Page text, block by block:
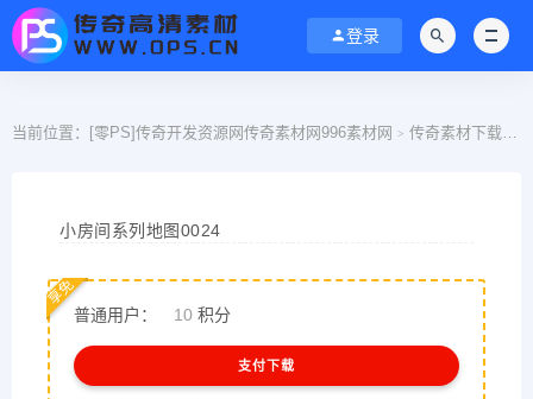
登录
当前位置： [零PS]传奇开发资源网传奇素材网996素材网 > 传奇素材下载
小房间系列地图0024
普通用户： 10 积分
享免
支付下载